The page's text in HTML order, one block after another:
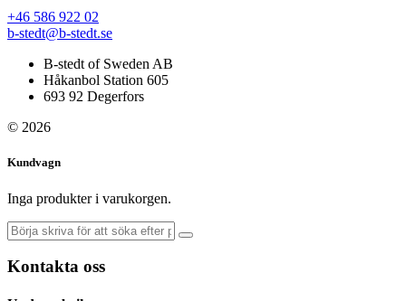
+46 586 922 02
b-stedt@b-stedt.se
B-stedt of Sweden AB
Håkanbol Station 605
693 92 Degerfors
© 2026
Kundvagn
Inga produkter i varukorgen.
Kontakta oss